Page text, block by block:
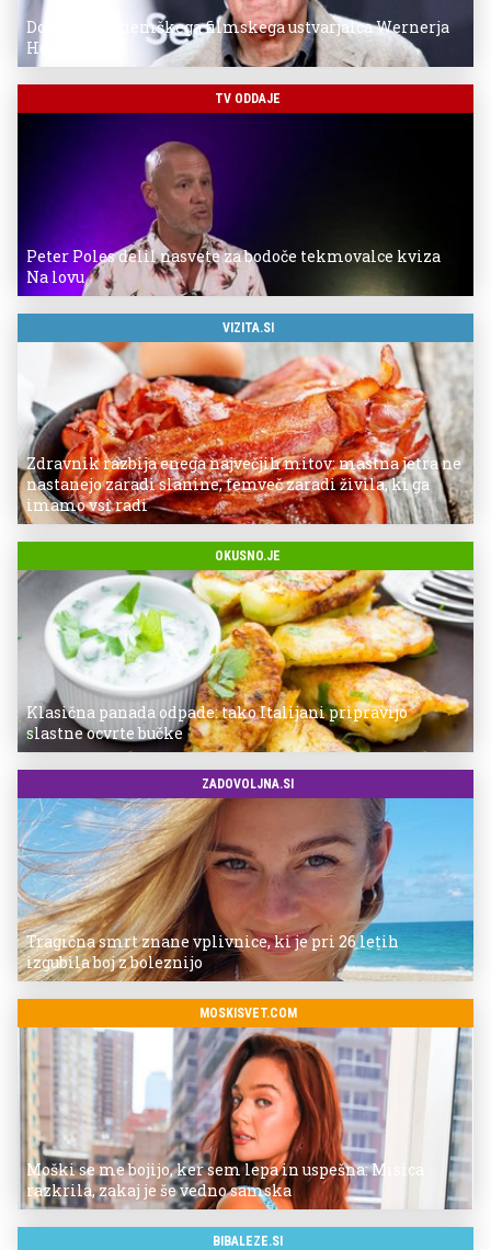
Donostia za nemškega filmskega ustvarjalca Wernerja
Herzoga
TV ODDAJE
Peter Poles delil nasvete za bodoče tekmovalce kviza
Na lovu
VIZITA.SI
Zdravnik razbija enega največjih mitov: mastna jetra ne
nastanejo zaradi slanine, temveč zaradi živila, ki ga
imamo vsi radi
OKUSNO.JE
Klasična panada odpade: tako Italijani pripravijo
slastne ocvrte bučke
ZADOVOLJNA.SI
Tragična smrt znane vplivnice, ki je pri 26 letih
izgubila boj z boleznijo
MOSKISVET.COM
Moški se me bojijo, ker sem lepa in uspešna: Misica
razkrila, zakaj je še vedno samska
BIBALEZE.SI